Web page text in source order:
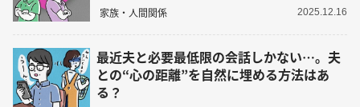
家族・人間関係 2025.12.16
最近夫と必要最低限の会話しかない…。夫
との“心の距離”を自然に埋める方法はあ
る？